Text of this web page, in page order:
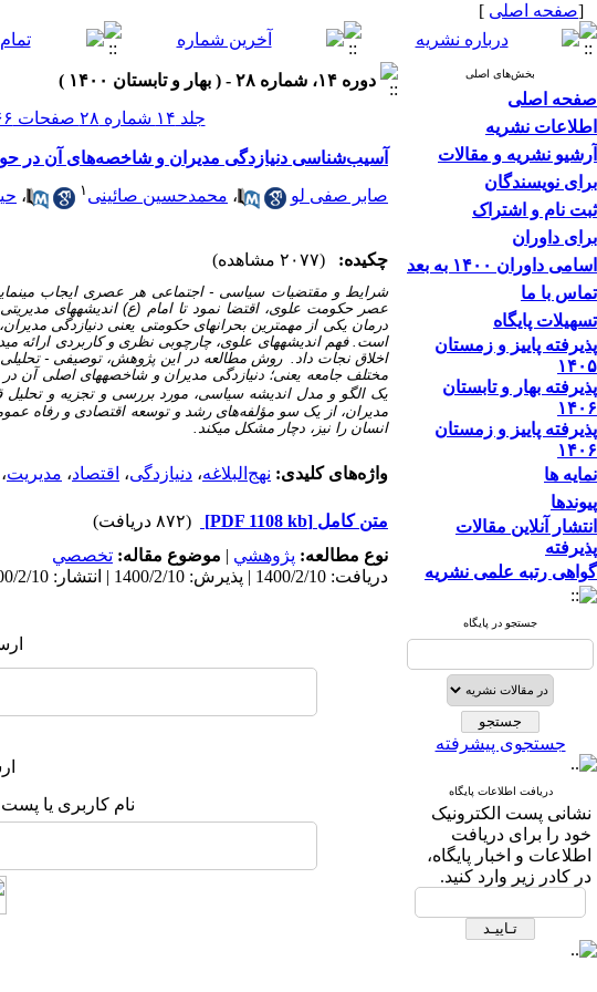
[صفحه اصلی ]
بخش‌های اصلی
صفحه اصلی
اطلاعات نشریه
آرشیو نشریه و مقالات
برای نویسندگان
ثبت نام و اشتراک
برای داوران
اسامی داوران ۱۴۰۰ به بعد
تماس با ما
تسهیلات پایگاه
پذیرفته پاییز و زمستان
۱۴۰۵
پذیرفته بهار و تابستان
۱۴۰۶
پذیرفته پاییز و زمستان
۱۴۰۶
نمایه ها
پیوندها
انتشار آنلاین مقالات
پذیرفته
گواهی رتبه علمی نشریه
جستجو در پایگاه
جستجوی پیشرفته
دریافت اطلاعات پایگاه
نشانی پست الکترونیک
خود را برای دریافت
اطلاعات و اخبار پایگاه،
در کادر زیر وارد کنید.
دوره ۱۴، شماره ۲۸ - ( بهار و تابستان ۱۴۰۰ )
جلد ۱۴ شماره ۲۸ صفحات ۱۶۶-۱۳۹
آسیب‌شناسی دنیازدگی مدیران و شاخصه‌های آن در
صابر صفی لو ، محمدحسین صائینی ۱ ،
چکیده: (۲۰۷۷ مشاهده)
شرایط و مقتضیات سیاسی - اجتماعی هر عصری ایجاب
عصر حکومت علوی، اقتضا نمود تا امام (ع) اندیشه­های
درمان یکی از مهم­ترین بحران­های حکومتی یعنی دنیازدگی
است. فهم اندیشه­های علوی، چارچوبی نظری و کاربردی ارائه
اخلاق نجات داد. روش مطالعه در این پژوهش، توصیفی - تحلیلی
مختلف جامعه یعنی؛ دنیازدگی مدیران و شاخصه­های اصلی آن در
یک الگو و مدل اندیشه سیاسی، مورد بررسی و تجزیه و تحلیل
مدیران، از یک سو مؤلفه‌های رشد و توسعه اقتصادی و رفاه
انسان را نیز، دچار مشکل می­کند.
واژه‌های کلیدی: نهج‌البلاغه، دنیازدگی، اقتصاد، مدیریت،
متن کامل [PDF 1108 kb]
(۸۷۲ دریافت)
نوع مطالعه: پژوهشي | موضوع مقاله: تخصصي
دریافت: 1400/2/10 | پذیرش: 1400/2/10 | انتشار: 1400/2/10
نام کاربری یا